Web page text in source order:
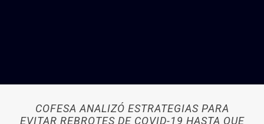
COFESA ANALIZÓ ESTRATEGIAS PARA
EVITAR REBROTES DE COVID-19 HASTA QUE